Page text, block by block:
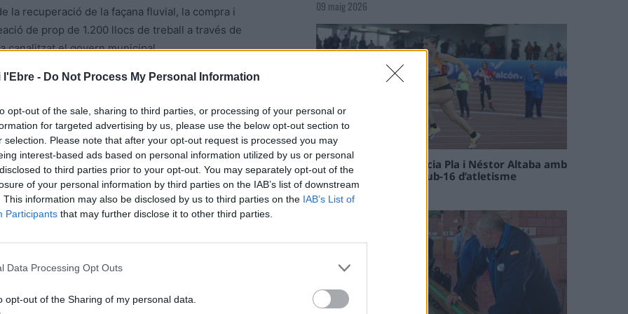
l'Ebre - Do Not Process My Personal Information
opt-out of the sale, sharing to third parties, or processing of your personal or
for targeted advertising by us, please use the below opt-out section to
selection. Please note that after your opt-out request is processed you may
interest-based ads based on personal information utilized by us or personal
to third parties prior to your opt-out. You may separately opt-out of the
of your personal information by third parties on the IAB’s list of downstream
This information may also be disclosed by us to third parties on the IAB’s List of
Participants that may further disclose it to other third parties.
Data Processing Opt Outs
opt-out of the Sharing of my personal data.
la recuperació de la façana fluvial, la compra i
de prop de 1.200 llocs de treball a través de
canalitzat el govern municipal.
del relleu. Inés Martí i Núria Marco prenen
en els dotze primers lloc. Més enllà dels
sobresurt el fitxatge d’Anna Tomàs, que va
el lloc de regidora, en el número dotze.
Ciscar i el seu partit Som Amposta ha liderat
anys. Dedicat a marcar distàncies amb el seu
Catalunya, els dos regidors de la formació no han
el govern de Tomàs als plens municipals.
de la ciutadania en aspectes com la neteja de la via
09 maig 2026
Paula Sintorres, Patrícia Pla i Néstor Altaba amb
la selecció catalana sub-16 d’atletisme
08 maig 2026